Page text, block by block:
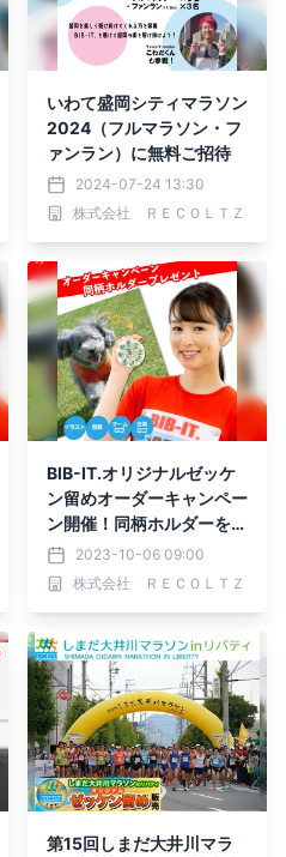
いわて盛岡シティマラソン
2024（フルマラソン・フ
ァンラン）に無料ご招待
2024-07-24 13:30
株式会社 ＲＥＣＯＬＴＺ
BIB-IT.オリジナルゼッケ
ン留めオーダーキャンペー
ン開催！同柄ホルダーをプ
レゼント2023-10-06 09:00
株式会社 ＲＥＣＯＬＴＺ
第15回しまだ大井川マラ